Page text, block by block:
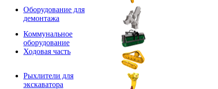
Оборудование для
демонтажа
Коммунальное
оборудование
Ходовая часть
Рыхлители для
экскаватора